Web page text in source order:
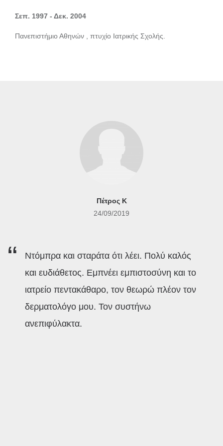
Σεπ. 1997 - Δεκ. 2004
Πανεπιστήμιο Αθηνών , πτυχίο Ιατρικής Σχολής.
Πέτρος Κ
24/09/2019
Ντόμπρα και σταράτα ότι λέει. Πολύ καλός
και ευδιάθετος. Εμπνέει εμπιστοσύνη και το
ιατρείο πεντακάθαρο, τον θεωρώ πλέον τον
δερματολόγο μου. Τον συστήνω
ανεπιφύλακτα.